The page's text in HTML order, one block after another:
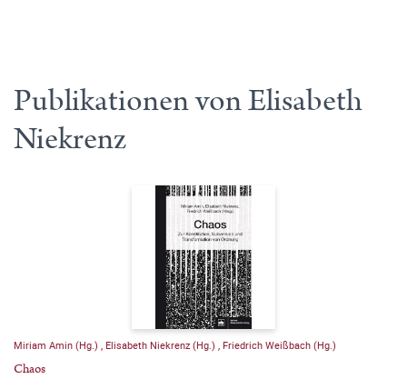
Publikationen von Elisabeth
Niekrenz
Miriam Amin (Hg.) Elisabeth Niekrenz (Hg.) Friedrich Weißbach (Hg.)
Chaos